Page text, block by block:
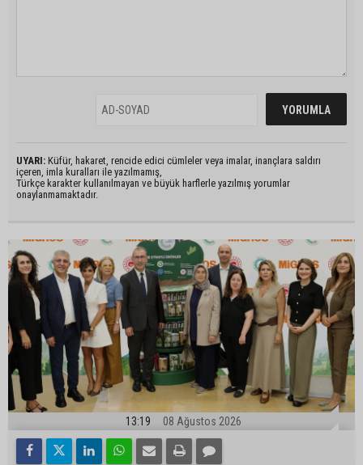
UYARI: Küfür, hakaret, rencide edici cümleler veya imalar, inançlara saldırı
içeren, imla kuralları ile yazılmamış,
Türkçe karakter kullanılmayan ve büyük harflerle yazılmış yorumlar
onaylanmamaktadır.
13:19 08 Ağustos 2026